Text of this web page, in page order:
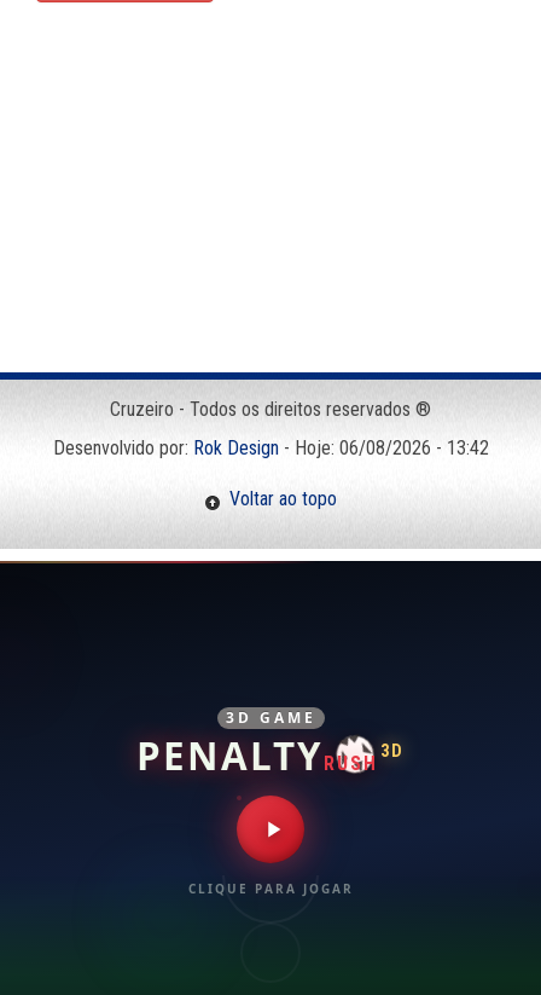
Cruzeiro - Todos os direitos reservados ®
Desenvolvido por: Rok Design- Hoje: 06/08/2026 - 13:42
Voltar ao topo
3D GAME
PENALTY RUSH
3D
CLIQUE PARA JOGAR